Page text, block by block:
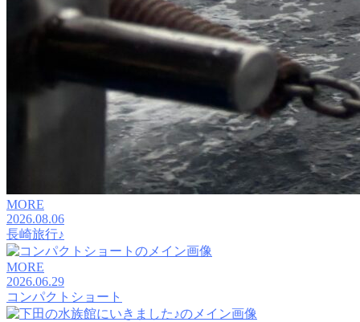
MORE
2026.08.06
長崎旅行♪
MORE
2026.06.29
コンパクトショート